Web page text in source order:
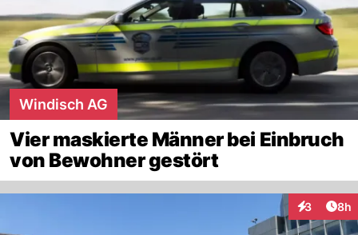
Windisch AG
Vier maskierte Männer bei Einbruch
von Bewohner gestört
3 8h